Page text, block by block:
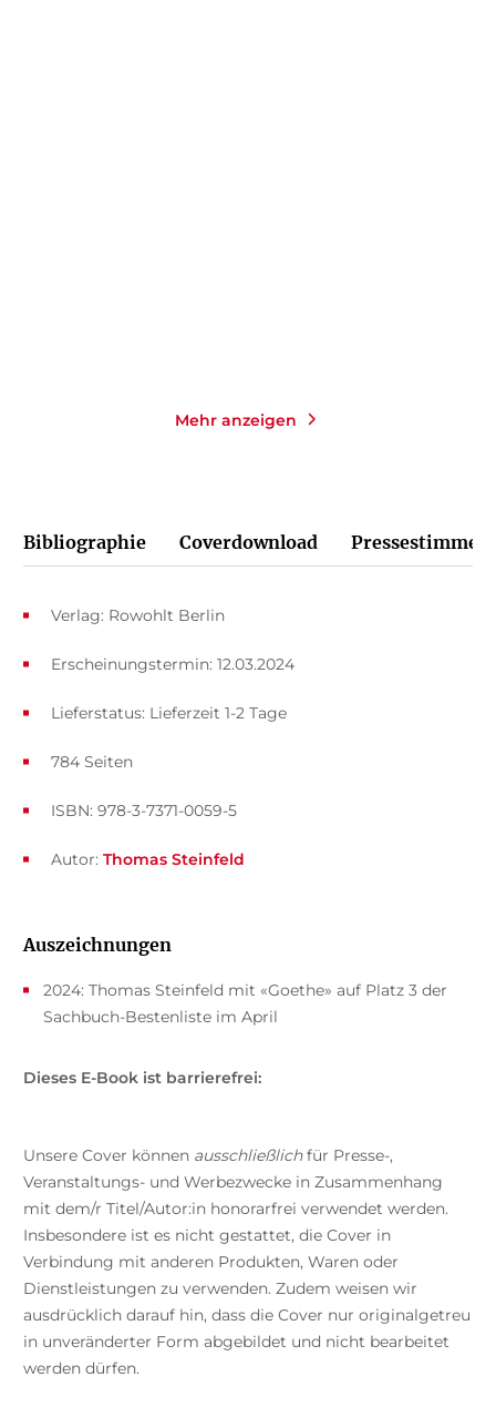
Mehr anzeigen
Bibliographie Coverdownload Pressestimmen
Verlag: Rowohlt Berlin
Erscheinungstermin: 12.03.2024
Lieferstatus: Lieferzeit 1-2 Tage
ISBN: 978-3-7371-0059-5
784 Seiten
Autor: Thomas Steinfeld
Auszeichnungen
2024: Thomas Steinfeld mit «Goethe» auf Platz 3 der
Sachbuch-Bestenliste im April
Dieses E-Book ist barrierefrei:
Unsere Cover können ausschließlichfür Presse-,
Veranstaltungs- und Werbezwecke in Zusammenhang
mit dem/r Titel/Autor:in honorarfrei verwendet werden.
Insbesondere ist es nicht gestattet, die Cover in
Verbindung mit anderen Produkten, Waren oder
Dienstleistungen zu verwenden. Zudem weisen wir
ausdrücklich darauf hin, dass die Cover nur originalgetreu
in unveränderter Form abgebildet und nicht bearbeitet
werden dürfen.